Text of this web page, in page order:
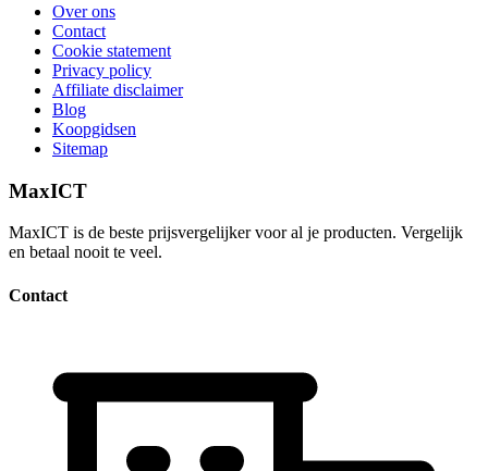
Over ons
Contact
Cookie statement
Privacy policy
Affiliate disclaimer
Blog
Koopgidsen
Sitemap
MaxICT
MaxICT is de beste prijsvergelijker voor al je producten. Vergelijk
en betaal nooit te veel.
Contact